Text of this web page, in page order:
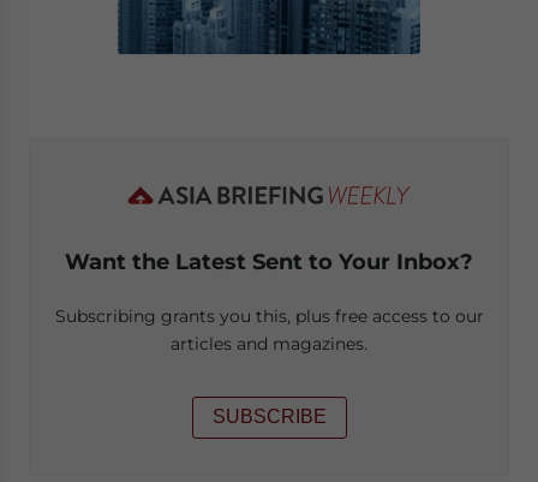
Want the Latest Sent to Your Inbox?
Subscribing grants you this, plus free access to our
articles and magazines.
SUBSCRIBE